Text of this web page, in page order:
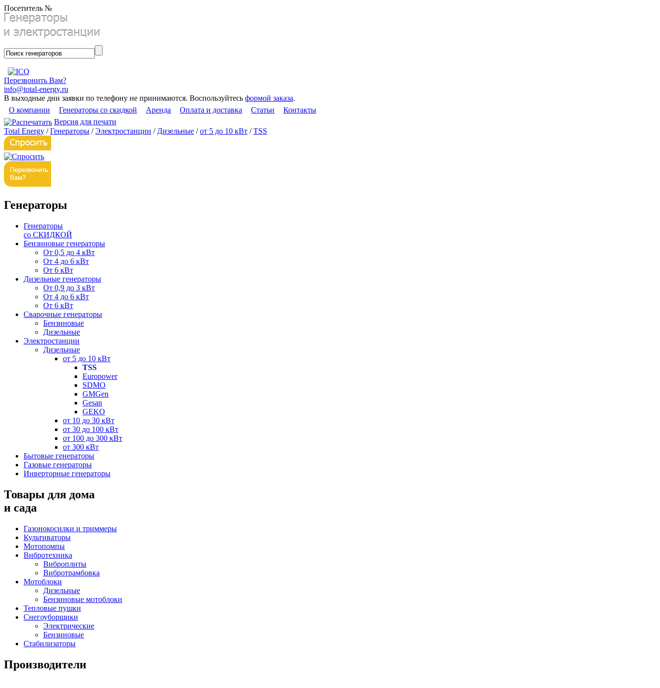
Посетитель №
Перезвонить Вам?
info@total-energy.ru
В выходные дни заявки по телефону не принимаются. Воспользуйтесь формой заказа.
О компании
Генераторы со скидкой Аренда Оплата и доставка Статьи
Контакты
Версия для печати
Total Energy /Генераторы /Электростанции / Дизельные /от 5 до 10 кВт /TSS
Генераторы
Генераторы
со СКИДКОЙ
Бензиновые генераторы
От 0,5 до 4 кВт
От 4 до 6 кВт
От 6 кВт
Дизельные генераторы
От 0,9 до 3 кВт
От 4 до 6 кВт
От 6 кВт
Сварочные генераторы
Бензиновые
Дизельные
Электростанции
Дизельные
от 5 до 10 кВт
TSS
Europower
SDMO
GMGen
Gesan
GEKO
от 10 до 30 кВт
от 30 до 100 кВт
от 100 до 300 кВт
от 300 кВт
Бытовые генераторы
Газовые генераторы
Инверторные генераторы
Товары для дома
и сада
Газонокосилки и триммеры
Культиваторы
Мотопомпы
Вибротехника
Виброплиты
Вибротрамбовка
Мотоблоки
Дизельные
Бензиновые мотоблоки
Тепловые пушки
Снегоуборщики
Электрические
Бензиновые
Стабилизаторы
Производители